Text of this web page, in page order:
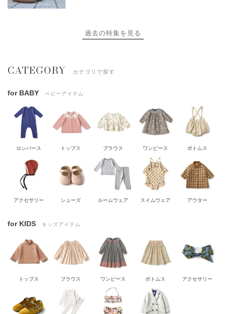
過去の特集を見る
CATEGORY カテゴリで探す
for BABY ベビーアイテム
ロンパース トップス ブラウス ワンピース ボトムス
アクセサリー シューズ ルームウェア スイムウェア アウター
for KIDS キッズアイテム
トップス ブラウス ワンピース ボトムス アクセサリー